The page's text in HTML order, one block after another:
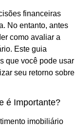
financeiras
No entanto, antes
como avaliar a
Este guia
que você pode usar
seu retorno sobre
é Importante?
imobiliário